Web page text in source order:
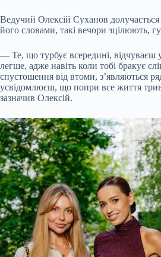
Ведучий Олексій Суханов
його словами, такі вечори зцілюють,
— Те, що турбує всередині, відчуваєш у
легше, адже навіть коли тобі бракує
спустошення від втоми, з’являються
усвідомлюєш, що попри все життя
зазначив Олексій.